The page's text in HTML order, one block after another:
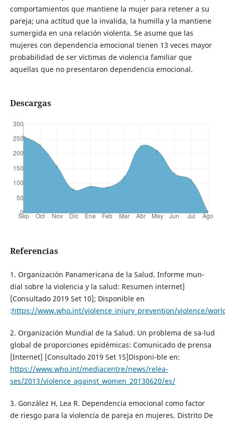
comportamientos que mantiene la mujer para retener a su
pareja; una actitud que la invalida, la humilla y la mantiene
sumergida en una relación violenta. Se asume que las
mujeres con dependencia emocional tienen 13 veces mayor
probabilidad de ser víctimas de violencia familiar que
aquellas que no presentaron dependencia emocional.
Descargas
Referencias
1. Organización Panamericana de la Salud. Informe mun-
dial sobre la violencia y la salud: Resumen internet]
[Consultado 2019 Set 10]; Disponible en
:https://www.who.int/violence_injury_prevention/violence/
2. Organización Mundial de la Salud. Un problema de sa-lud
global de proporciones epidémicas: Comunicado de prensa
[Internet] [Consultado 2019 Set 15]Disponi-ble en:
https://www.who.int/mediacentre/news/relea-
ses/2013/violence_against_women_20130620/es/
3. González H, Lea R. Dependencia emocional como factor
de riesgo para la violencia de pareja en mujeres. Distrito De